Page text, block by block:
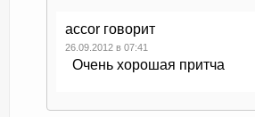
accor говорит
26.09.2012 в 07:41
Очень хорошая притча